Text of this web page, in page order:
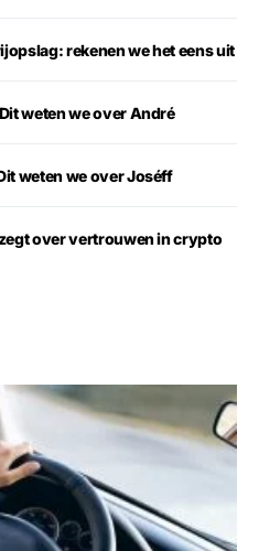
rekenen we het eens uit
weten we over André
weten we over Joséff
over vertrouwen in crypto